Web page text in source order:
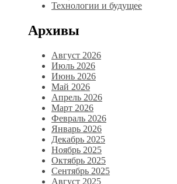
Технологии и будущее
Архивы
Август 2026
Июль 2026
Июнь 2026
Май 2026
Апрель 2026
Март 2026
Февраль 2026
Январь 2026
Декабрь 2025
Ноябрь 2025
Октябрь 2025
Сентябрь 2025
Август 2025